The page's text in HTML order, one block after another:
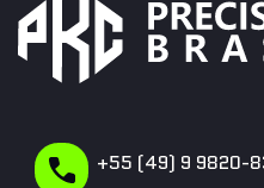
+55 (49) 9 9820-